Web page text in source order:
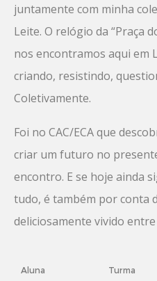
juntamente com minha
Leite. O relógio da “Praça
nos encontramos aqui em
criando, resistindo,
Coletivamente.
Foi no CAC/ECA que
criar um futuro no
encontro. E se hoje ainda
tudo, é também por conta
deliciosamente vivido
Aluna Turma